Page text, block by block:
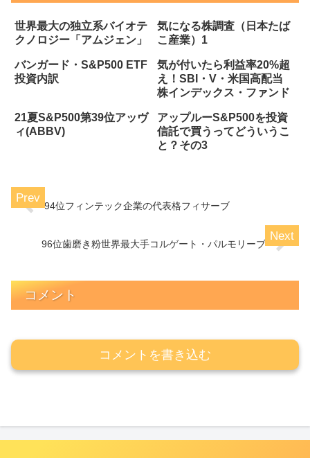
世界最大の独立系バイオテ
クノロジー「アムジェン」
気になる株調査（日本たば
こ産業）1
バンガード・S&P500 ETF
投資内訳
気が付いたら利益率20%超
え！SBI・V・米国高配当
株インデックス・ファンド
21夏S&P500第39位アッヴ
ィ(ABBV)
アップルーS&P500を投資
信託で買うってどういうこ
と？その3
94位フィンテック企業の代表格フィサーブ
96位歯磨き粉世界最大手コルゲート・パルモリーブ
コメント
コメントを書き込む